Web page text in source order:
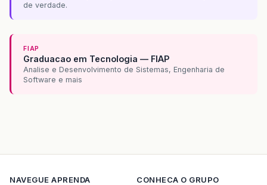
de verdade.
FIAP
Graduacao em Tecnologia — FIAP
Analise e Desenvolvimento de Sistemas, Engenharia de
Software e mais
NAVEGUE APRENDA CONHECA O GRUPO